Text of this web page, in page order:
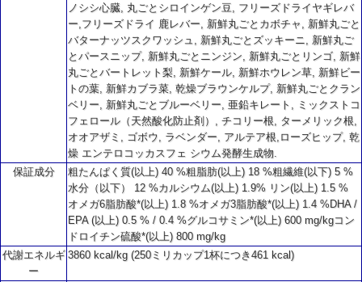
ノシシ心臓, 丸ごとシロインゲン豆, フリーズドライヤギレバ
ー,フリーズドライ 鹿レバー, 新鮮丸ごとカボチャ, 新鮮丸ごと
バターナッツスクワッシュ, 新鮮丸ごとズッキーニ, 新鮮丸ご
とパースニップ, 新鮮丸ごとニンジン, 新鮮丸ごとリンゴ, 新鮮
丸ごとバートレット梨, 新鮮ケール, 新鮮ホウレン草, 新鮮ビー
トの葉, 新鮮カブラ菜, 乾燥ブラウンケルプ, 新鮮丸ごとクラン
ベリー, 新鮮丸ごとブルーベリー, 亜鉛キレート, ミックストコ
フェロール（天然酸化防止剤）, チコリー根, ターメリック根,
オオアザミ, ゴボウ, ラベンダー, アルテア根,ローズヒップ, 乾
燥 エンテロコッカスフェ シウム発酵生成物.
保証成分
粗たんぱく質(以上) 40 %粗脂肪(以上) 18 %粗繊維(以下) 5 %
水分（以下） 12 %カルシウム(以上) 1.9% リン(以上) 1.5 %
オメガ6脂肪酸*(以上) 1.8 %オメガ3脂肪酸*(以上) 1.4 %DHA /
EPA (以上) 0.5 % / 0.4 %グルコサミン*(以上) 600 mg/kgコン
ドロイチン硫酸*(以上) 800 mg/kg
代謝エネルギ
ー
3860 kcal/kg (250ミリカップ1杯につき461 kcal)